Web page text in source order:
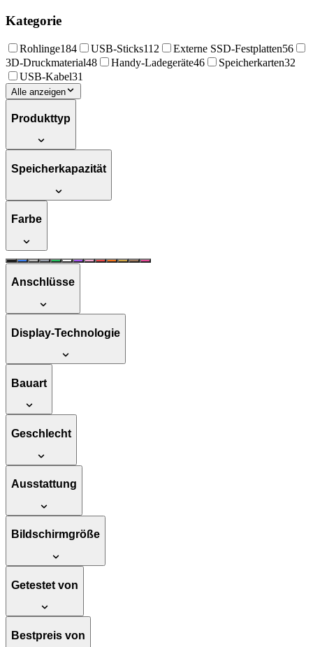
Kategorie
Rohlinge184 USB-Sticks112 Externe SSD-Festplatten56
3D-Druckmaterial48 Handy-Ladegeräte46 Speicherkarten32
USB-Kabel31
Alle anzeigen
Produkttyp
Speicherkapazität
Farbe
Anschlüsse
Display-Technologie
Bauart
Geschlecht
Ausstattung
Bildschirmgröße
Getestet von
Bestpreis von